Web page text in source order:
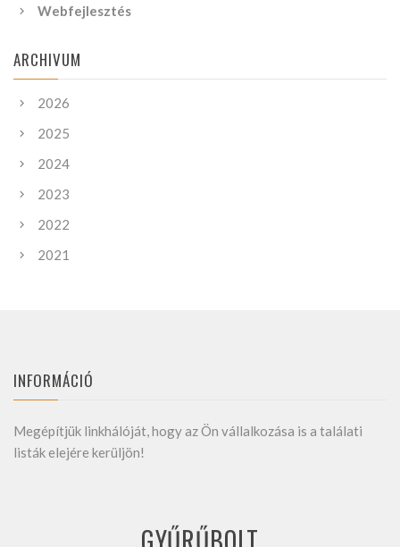
Webfejlesztés
ARCHIVUM
2026
2025
2024
2023
2022
2021
INFORMÁCIÓ
Megépítjük linkhálóját, hogy az Ön vállalkozása is a találati
listák elejére kerüljön!